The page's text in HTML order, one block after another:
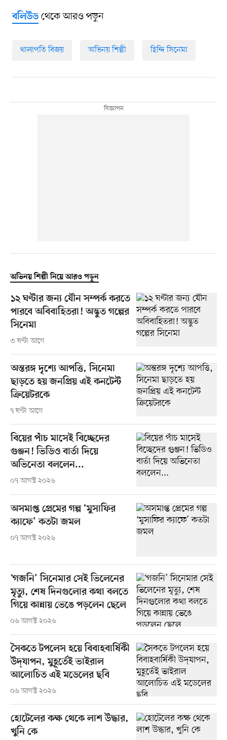
বলিউডথেকে আরও পড়ুন
থালাপতি বিজয় অভিনয় শিল্পী হিন্দি সিনেমা
অভিনয় শিল্পী নিয়ে আরও পড়ুন
১২ ঘণ্টার জন্য যৌন সম্পর্ক করতে
পারবে অবিবাহিতরা! অদ্ভুত গল্পের
সিনেমা
৩ ঘণ্টা আগে
অন্তরঙ্গ দৃশ্যে আপত্তি, সিনেমা
ছাড়তে হয় জনপ্রিয় এই কনটেন্ট
ক্রিয়েটরকে
৭ ঘণ্টা আগে
বিয়ের পাঁচ মাসেই বিচ্ছেদের
গুঞ্জন! ভিডিও বার্তা দিয়ে
অভিনেতা বললেন...
০৭ আগস্ট ২০২৬
অসমাপ্ত প্রেমের গল্প ‘মুসাফির
ক্যাফে’ কতটা জমল
০৭ আগস্ট ২০২৬
‘গজনি’ সিনেমার সেই ভিলেনের
মৃত্যু, শেষ দিনগুলোর কথা বলতে
গিয়ে কান্নায় ভেঙে পড়লেন ছেলে
০৬ আগস্ট ২০২৬
সৈকতে টপলেস হয়ে বিবাহবার্ষিকী
উদ্‌যাপন, মুহূর্তেই ভাইরাল
আলোচিত এই মডেলের ছবি
০৬ আগস্ট ২০২৬
হোটেলের কক্ষ থেকে লাশ উদ্ধার,
খুনি কে